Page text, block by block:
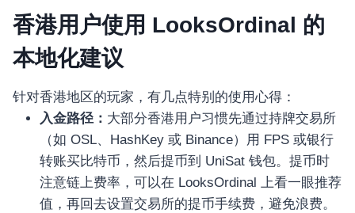
อุปกรณ์เพื่อความบันเทิง
อุปกรณ์เพื่อความบันเทิง
หูฟัง
ลำโพง
โทรทัศน์
สินค้าตามแบรนด์
香港用户使用 LooksOrdinal 的
本地化建议
针对香港地区的玩家，有几点特别的使用心得：
入金路径： 大部分香港用户习惯先通过持牌交易所
（如 OSL、HashKey 或 Binance）用 FPS 或银行
转账买比特币，然后提币到 UniSat 钱包。提币时
注意链上费率，可以在 LooksOrdinal 上看一眼推荐
值，再回去设置交易所的提币手续费，避免浪费。